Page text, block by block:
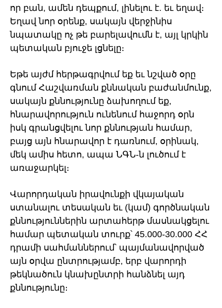
որ բան, ամեն դեպքում, լինելու է. եւ եղավ։
Եղավ նոր օրենք, սակայն վերջինիս
նպատակը ոչ թե բարելավումն է, այլ կրկին
պետական բյուջե լցնելը։
Եթե այժմ հերթագրվում եք եւ նշված օրը
գնում Հաշվառման քննական բաժանմունք,
սակայն քննությունը ձախողում եք,
հնարավորություն ունենում հաջորդ օրն
իսկ գրանցվելու նոր քննության համար,
բայց այն հնարավոր է դառնում, օրինակ,
մեկ ամիս հետո, ապա ՆԳՆ-ն լուծում է
առաջարկել։
Վարորդական իրավունքի վկայական
ստանալու տեսական եւ (կամ) գործնական
քննություններին արտահերթ մասնակցելու
համար պետական տուրք՝ 45.000-30.000 ՀՀ
դրամի սահմաններում՝ պայմանավորված
այն օրվա ընտրությամբ, երբ վարորդի
թեկնածուն կնախընտրի հանձնել այդ
քննությունը։